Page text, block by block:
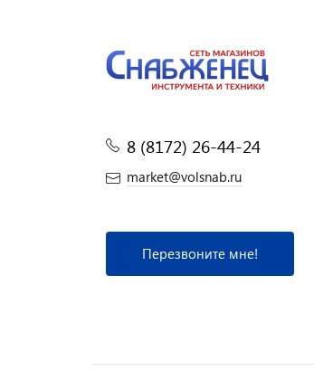
8 (8172) 26-44-24
market@volsnab.ru
Перезвоните мне!